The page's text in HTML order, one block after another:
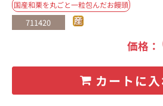
国産和栗を丸ごと一粒包んだお饅頭
711420
価格：
カートに